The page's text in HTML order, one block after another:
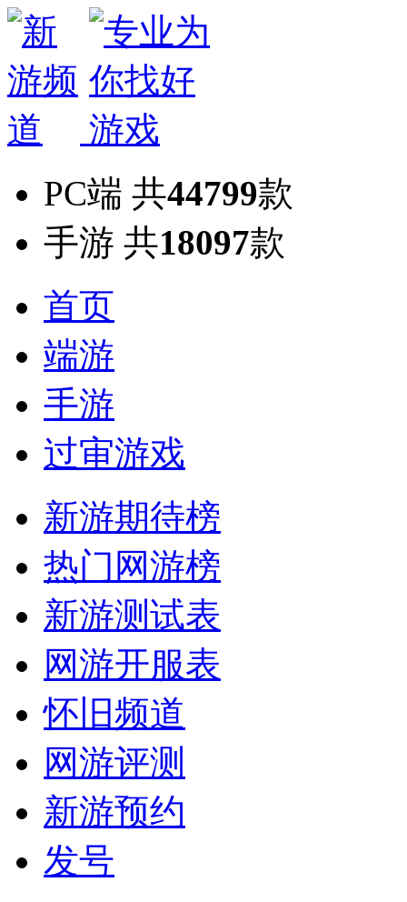
PC端 共44799款
手游 共18097款
首页
端游
手游
过审游戏
新游期待榜
热门网游榜
新游测试表
网游开服表
怀旧频道
网游评测
新游预约
发号